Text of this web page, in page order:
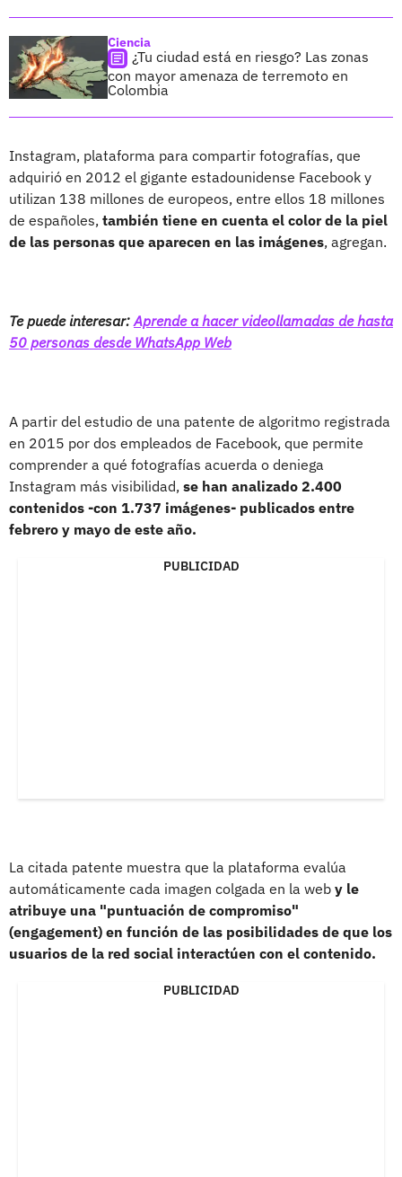
Ciencia
¿Tu ciudad está en riesgo? Las zonas
con mayor amenaza de terremoto en
Colombia
Instagram, plataforma para compartir fotografías, que
adquirió en 2012 el gigante estadounidense Facebook y
utilizan 138 millones de europeos, entre ellos 18 millones
de españoles, también tiene en cuenta el color de la piel
de las personas que aparecen en las imágenes, agregan.
Te puede interesar: Aprende a hacer videollamadas de hasta
50 personas desde WhatsApp Web
A partir del estudio de una patente de algoritmo registrada
en 2015 por dos empleados de Facebook, que permite
comprender a qué fotografías acuerda o deniega
Instagram más visibilidad, se han analizado 2.400
contenidos -con 1.737 imágenes- publicados entre
febrero y mayo de este año.
PUBLICIDAD
La citada patente muestra que la plataforma evalúa
automáticamente cada imagen colgada en la web y le
atribuye una "puntuación de compromiso"
(engagement) en función de las posibilidades de que los
usuarios de la red social interactúen con el contenido.
PUBLICIDAD